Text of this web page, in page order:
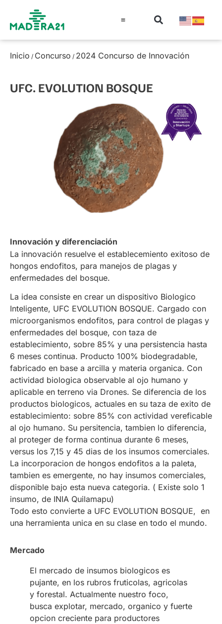
Inicio / Concurso / 2024 Concurso de Innovación
UFC. EVOLUTION BOSQUE
Innovación y diferenciación
La innovación resuelve el establecemiento exitoso de
hongos endofitos, para manejos de plagas y
enfermedades del bosque.
La idea consiste en crear un dispositivo Biologico
Inteligente, UFC EVOLUTION BOSQUE. Cargado con
microorganismos endofitos, para control de plagas y
enfermedades del bosque, con taza de
establecimiento, sobre 85% y una persistencia hasta
6 meses continua. Producto 100% biodegradable,
fabricado en base a arcilla y materia organica. Con
actividad biologica observable al ojo humano y
aplicable en terreno via Drones. Se diferencia de los
productos biologicos, actuales en su taza de exito de
establecimiento: sobre 85% con actividad vereficable
al ojo humano. Su persitencia, tambien lo diferencia,
al proteger de forma continua durante 6 meses,
versus los 7,15 y 45 dias de los insumos comerciales.
La incorporacion de hongos endofitos a la paleta,
tambien es emergente, no hay insumos comerciales,
disponible bajo esta nueva categoria. ( Existe solo 1
insumo, de INIA Quilamapu)
Todo esto convierte a UFC EVOLUTION BOSQUE, en
una herramienta unica en su clase en todo el mundo.
Mercado
El mercado de insumos biologicos es
pujante, en los rubros fruticolas, agricolas
y forestal. Actualmente nuestro foco,
busca explotar, mercado, organico y fuerte
opcion creciente para productores